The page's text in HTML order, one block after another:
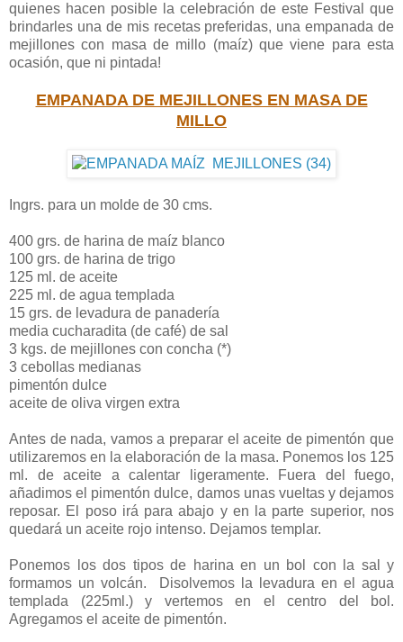
quienes hacen posible la celebración de este Festival que
brindarles una de mis recetas preferidas, una empanada de
mejillones con masa de millo (maíz) que viene para esta
ocasión, que ni pintada!
EMPANADA DE MEJILLONES EN MASA DE
MILLO
Ingrs. para un molde de 30 cms.
400 grs. de harina de maíz blanco
100 grs. de harina de trigo
125 ml. de aceite
225 ml. de agua templada
15 grs. de levadura de panadería
media cucharadita (de café) de sal
3 kgs. de mejillones con concha (*)
3 cebollas medianas
pimentón dulce
aceite de oliva virgen extra
Antes de nada, vamos a preparar el aceite de pimentón que
utilizaremos en la elaboración de la masa. Ponemos los 125
ml. de aceite a calentar ligeramente. Fuera del fuego,
añadimos el pimentón dulce, damos unas vueltas y dejamos
reposar. El poso irá para abajo y en la parte superior, nos
quedará un aceite rojo intenso. Dejamos templar.
Ponemos los dos tipos de harina en un bol con la sal y
formamos un volcán. Disolvemos la levadura en el agua
templada (225ml.) y vertemos en el centro del bol.
Agregamos el aceite de pimentón.